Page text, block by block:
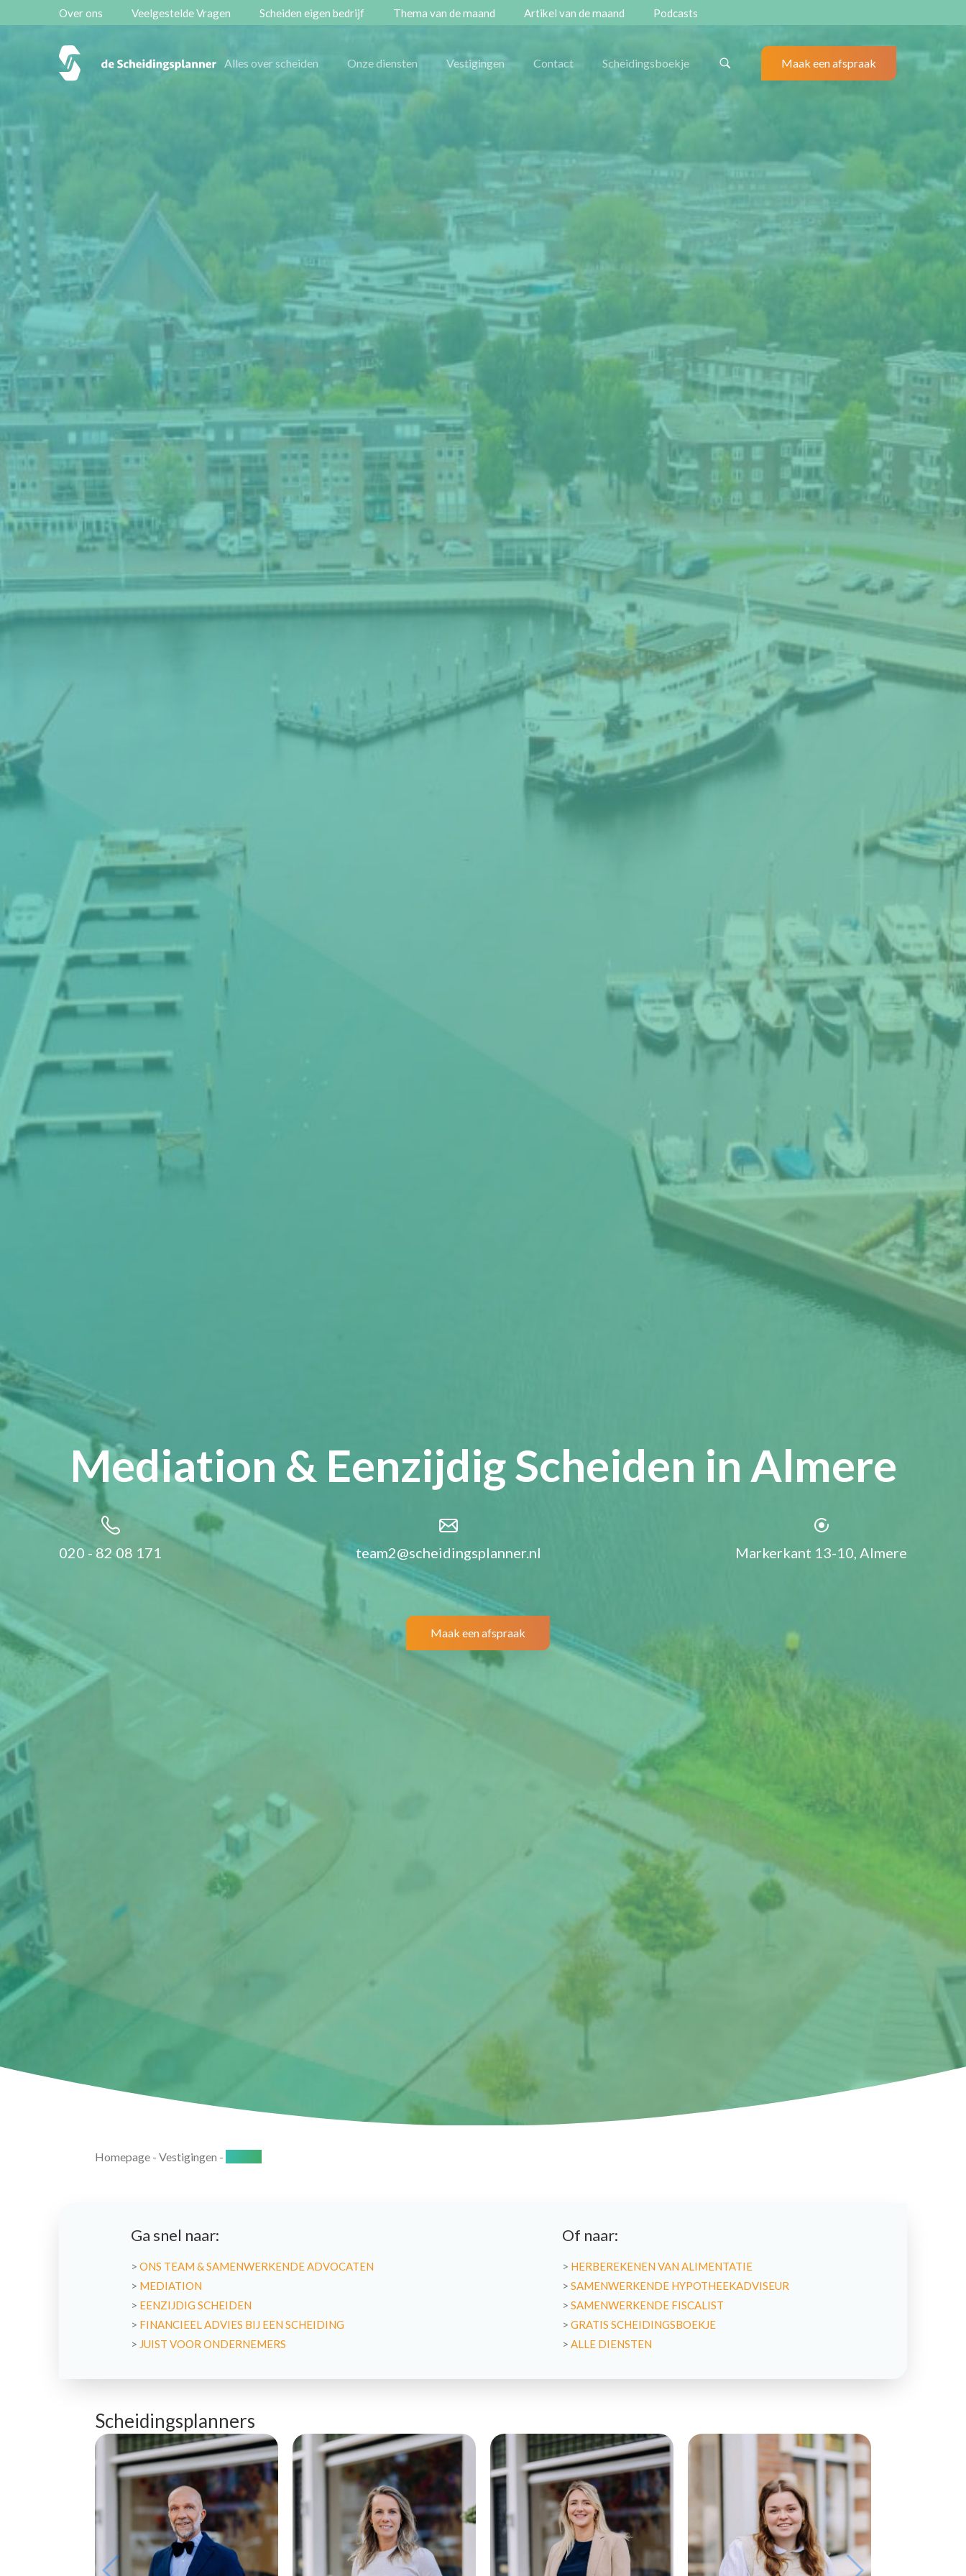
Over ons Veelgestelde Vragen Scheiden eigen bedrijf Thema van de maand Artikel van de maand Podcasts
Alles over scheiden Onze diensten Vestigingen Contact Scheidingsboekje Maak een afspraak
Contact
Veelgestelde Vragen
Scheiden eigen bedrijf
Thema van de maand
Artikel van de maand
Podcasts
Mediation & Eenzijdig Scheiden in Almere
020 - 82 08 171 team2@scheidingsplanner.nl Markerkant 13-10, Almere
Maak een afspraak
Homepage - Vestigingen -
Ga snel naar:
> ONS TEAM & SAMENWERKENDE ADVOCATEN
> MEDIATION
> EENZIJDIG SCHEIDEN
> FINANCIEEL ADVIES BIJ EEN SCHEIDING
> JUIST VOOR ONDERNEMERS
Of naar:
> HERBEREKENEN VAN ALIMENTATIE
> SAMENWERKENDE HYPOTHEEKADVISEUR
> SAMENWERKENDE FISCALIST
> GRATIS SCHEIDINGSBOEKJE
> ALLE DIENSTEN
Scheidingsplanners